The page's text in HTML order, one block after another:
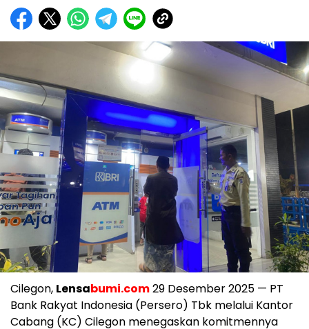
Cilegon, Lensabumi.com29 Desember 2025 — PT
Bank Rakyat Indonesia (Persero) Tbk melalui Kantor
Cabang (KC) Cilegon menegaskan komitmennya